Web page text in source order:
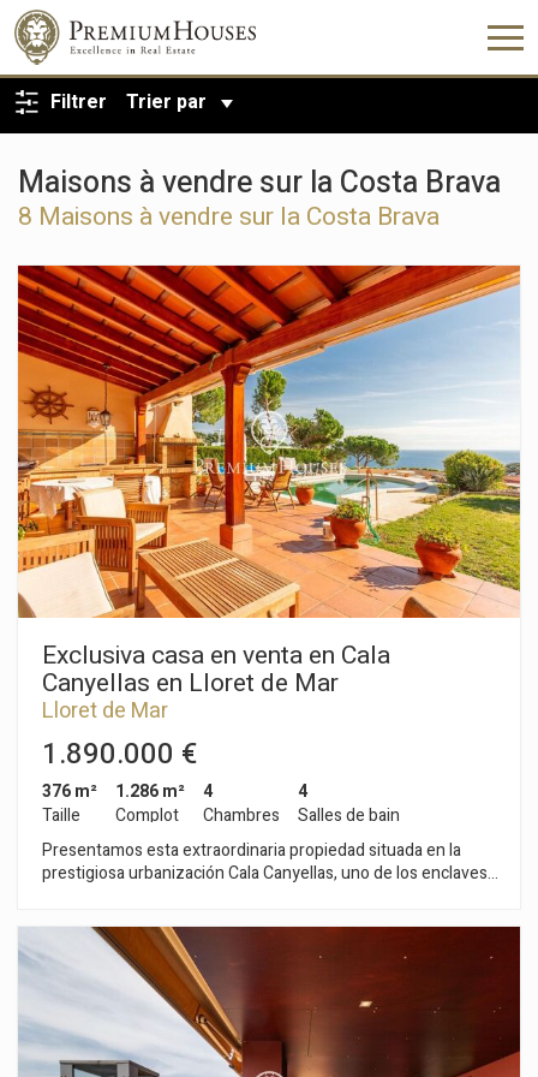
Filtrer Trier par
Maisons à vendre sur la Costa Brava
8 Maisons à vendre sur la Costa Brava
RETOUR À LA RECHERCHE
Exclusiva casa en venta en Cala
Canyellas en Lloret de Mar
Lloret de Mar
1.890.000 €
376 m²
Taille
1.286 m²
Complot
4
Chambres
4
Salles de bain
Presentamos esta extraordinaria propiedad situada en la
prestigiosa urbanización Cala Canyellas, uno de los enclaves
incomparable sensación de privacidad y tranquilidad, creando
un auténtico paraíso de sol durante todo el año. Sobre una
amplia parcela de 1.286 m², la casa fue construida en 1996
por su actual propietario, diseñada con una clara prioridad:
capturar el mar desde cada rincón. Su distribución funcional y
sus espacios abiertos integran el paisaje mediterráneo de